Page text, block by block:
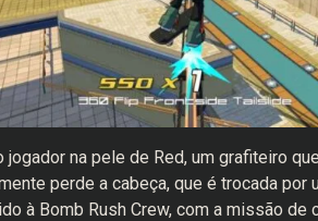
jogador na pele de Red, um grafiteiro
perde a cabeça, que é trocada por
à Bomb Rush Crew, com a missão